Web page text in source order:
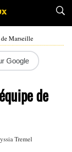
Marseille
Google
de
Tremel